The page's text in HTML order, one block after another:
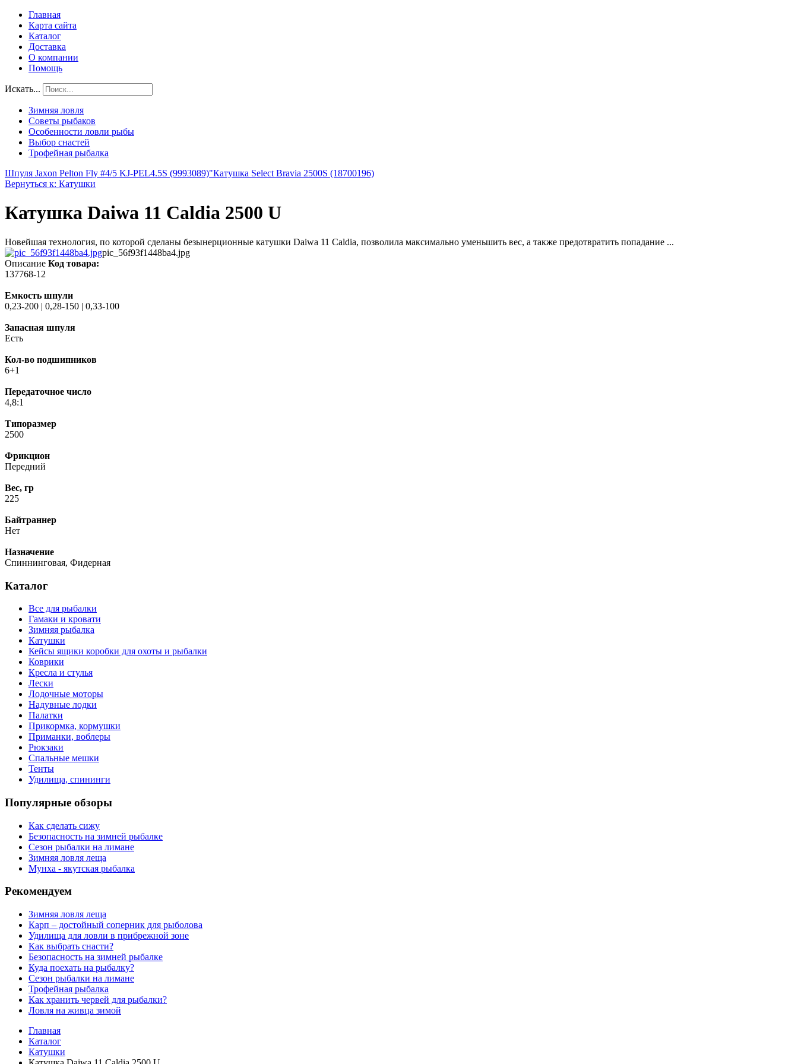
Главная
Карта сайта
Каталог
Доставка
О компании
Помощь
Искать...
Зимняя ловля
Советы рыбаков
Особенности ловли рыбы
Выбор снастей
Трофейная рыбалка
Шпуля Jaxon Pelton Fly #4/5 KJ-PEL4.5S (9993089)"Катушка Select Bravia 2500S (18700196)
Вернуться к: Катушки
Катушка Daiwa 11 Caldia 2500 U
Новейшая технология, по которой сделаны безынерционные катушки Daiwa 11 Caldia, позволила максимально уменьшить вес, а также предотвратить попадание ...
pic_56f93f1448ba4.jpg
Описание Код товара:
137768-12
Емкость шпули
0,23-200 | 0,28-150 | 0,33-100
Запасная шпуля
Есть
Кол-во подшипников
6+1
Передаточное число
4,8:1
Типоразмер
2500
Фрикцион
Передний
Вес, гр
225
Байтраннер
Нет
Назначение
Спиннинговая, Фидерная
Каталог
Все для рыбалки
Гамаки и кровати
Зимняя рыбалка
Катушки
Кейсы ящики коробки для охоты и рыбалки
Коврики
Кресла и стулья
Лески
Лодочные моторы
Надувные лодки
Палатки
Прикормка, кормушки
Приманки, воблеры
Рюкзаки
Спальные мешки
Тенты
Удилища, спининги
Популярные обзоры
Как сделать сижу
Безопасность на зимней рыбалке
Сезон рыбалки на лимане
Зимняя ловля леща
Мунха - якутская рыбалка
Рекомендуем
Зимняя ловля леща
Карп – достойный соперник для рыболова
Удилища для ловли в прибрежной зоне
Как выбрать снасти?
Безопасность на зимней рыбалке
Куда поехать на рыбалку?
Сезон рыбалки на лимане
Трофейная рыбалка
Как хранить червей для рыбалки?
Ловля на живца зимой
Главная
Каталог
Катушки